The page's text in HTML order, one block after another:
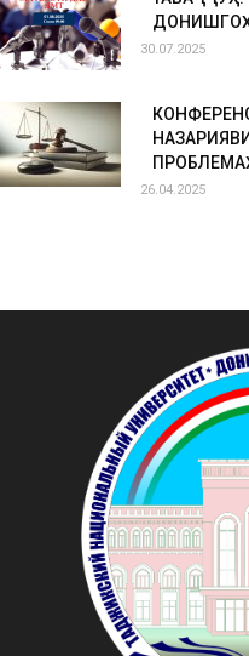
30.07.2025
26.04.2025